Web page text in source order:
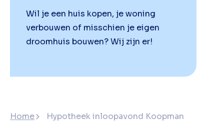
Wil je een huis kopen, je woning
verbouwen of misschien je eigen
droomhuis bouwen? Wij zijn er!
Home Hypotheek inloopavond Koopman